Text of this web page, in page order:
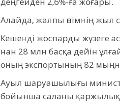
Алайда, жалпы өнімнің жыл
Кешенді жоспарды жүзеге
нан 28 млн басқа дейін
оның экспортының 82
Ауыл шаруашылығы
бойынша саланы